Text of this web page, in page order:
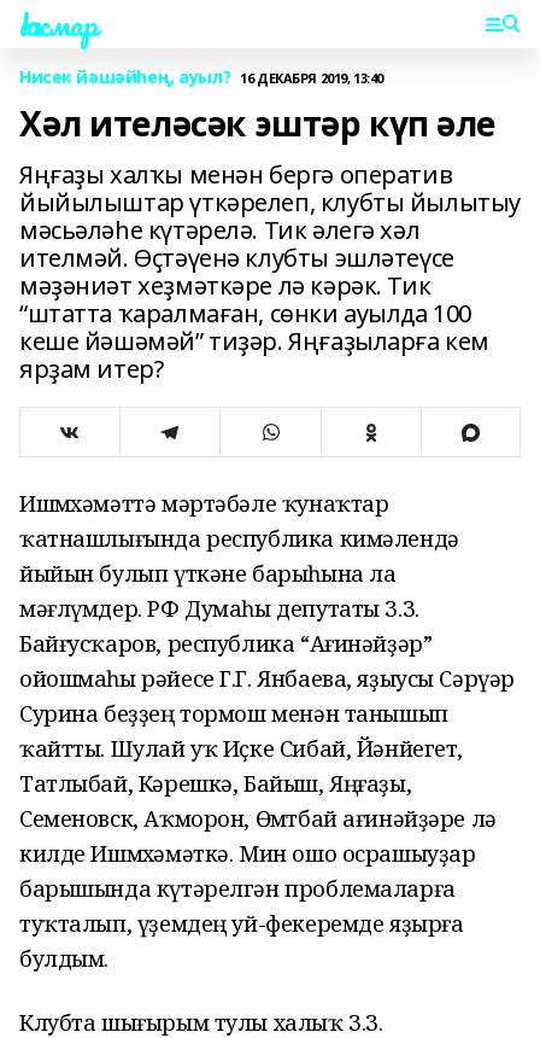
Һаҡмар
Нисек йәшәйһең, ауыл? 16 ДЕКАБРЯ 2019, 13:40
Хәл ителәсәк эштәр күп әле
Яңғаҙы халҡы менән бергә оператив
йыйылыштар үткәрелеп, клубты йылытыу
мәсьәләһе күтәрелә. Тик әлегә хәл
ителмәй. Өҫтәүенә клубты эшләтеүсе
мәҙәниәт хеҙмәткәре лә кәрәк. Тик
“штатта ҡаралмаған, сөнки ауылда 100
кеше йәшәмәй” тиҙәр. Яңғаҙыларға кем
ярҙам итер?
Ишмөхәмәттә мәртәбәле ҡунаҡтар
ҡатнашлығында республика кимәлендә
йыйын булып үткәне барыһына ла
мәғлүмдер. РФ Думаһы депутаты З.З.
Байғусҡаров, республика “Ағинәйҙәр”
ойошмаһы рәйесе Г.Г. Янбаева, яҙыусы Сәрүәр
Сурина беҙҙең тормош менән танышып
ҡайтты. Шулай уҡ Иҫке Сибай, Йәнйегет,
Татлыбай, Кәрешкә, Байыш, Яңғаҙы,
Семеновск, Аҡморон, Өмөтбай ағинәйҙәре лә
килде Ишмөхәмәткә. Мин ошо осрашыуҙар
барышында күтәрелгән проблемаларға
туҡталып, үҙемдең уй-фекеремде яҙырға
булдым.
Клубта шығырым тулы халыҡ З.З.